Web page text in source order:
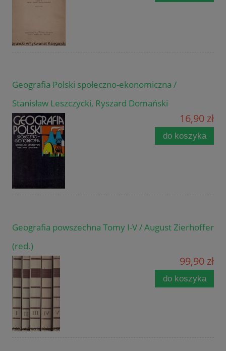
Geografia Polski społeczno-ekonomiczna /
Stanisław Leszczycki, Ryszard Domański
16,90 zł
do koszyka
Geografia powszechna Tomy I-V / August Zierhoffer
(red.)
99,90 zł
do koszyka